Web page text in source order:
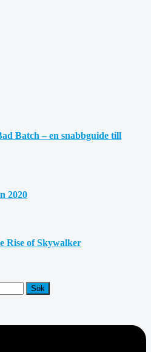
Batch – en snabbguide till
2020
Rise of Skywalker
Sök